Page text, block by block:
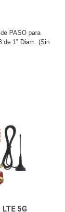
PASO para
de 1″ Diam. (Sin
5G